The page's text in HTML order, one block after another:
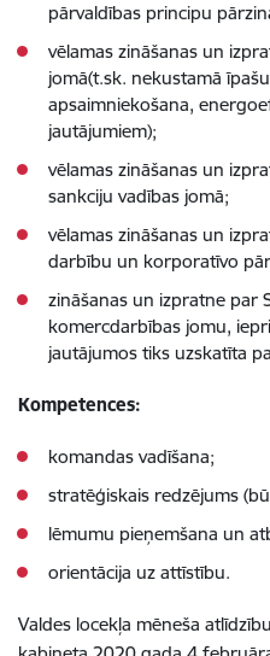
pārvaldības principu
vēlamas zināšanas un
jomā(t.sk. nekustamā
apsaimniekošana,
jautājumiem);
vēlamas zināšanas un
sankciju vadības jomā;
vēlamas zināšanas un
darbību un korporatīvo
zināšanas un izpratne par
komercdarbības jomu,
jautājumos tiks uzskatīta
Kompetences:
komandas vadīšana;
stratēģiskais redzējums
lēmumu pieņemšana un
orientācija uz attīstību.
Valdes locekļa mēneša